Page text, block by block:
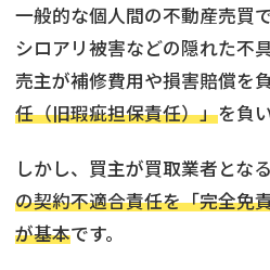
一般的な個人間の不動産売買
シロアリ被害などの隠れた不
売主が補修費用や損害賠償を
任（旧瑕疵担保責任）」を負
しかし、買主が買取業者となる
の契約不適合責任を「完全免
が基本です。